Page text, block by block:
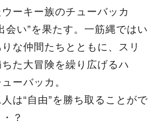
ーキー族のチューバッカ
い”を果たす。一筋縄ではい
な仲間たちとともに、スリ
た大冒険を繰り広げるハ
ューバッカ。
は“自由”を勝ち取ることがで
？